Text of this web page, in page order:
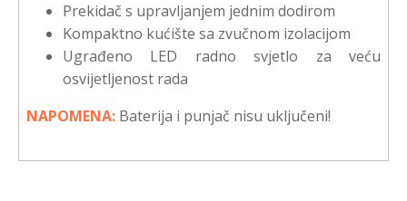
Prekidač s upravljanjem jednim dodirom
Kompaktno kućište sa zvučnom izolacijom
Ugrađeno LED radno svjetlo za veću
osvijetljenost rada
NAPOMENA: Baterija i punjač nisu uključeni!